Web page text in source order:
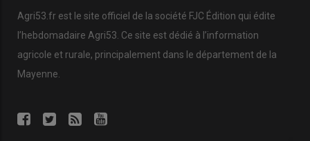
Agri53.fr est le site officiel de la société FJC Édition qui édite
l’hebdomadaire Agri53. Ce site est dédié à l’information
agricole et rurale, principalement dans le département de la
Mayenne.